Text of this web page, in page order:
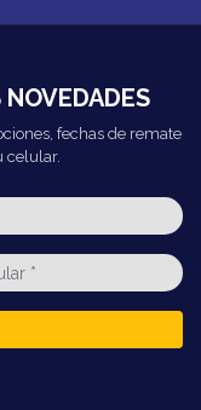
fechas de remate
celular.